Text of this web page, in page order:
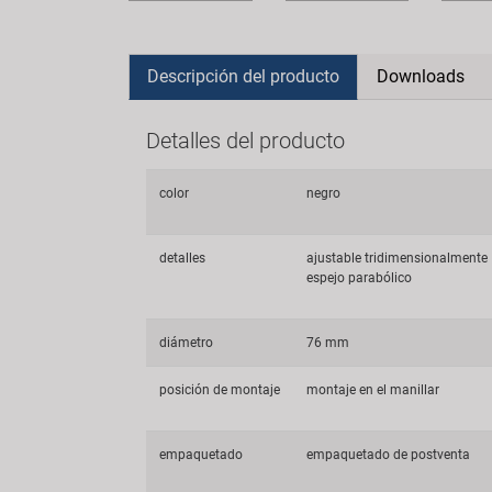
Descripción del producto Downloads
Detalles del producto
color negro
detalles
ajustable tridimensionalmente
espejo parabólico
diámetro 76 mm
posición de montaje montaje en el manillar
empaquetado empaquetado de postventa